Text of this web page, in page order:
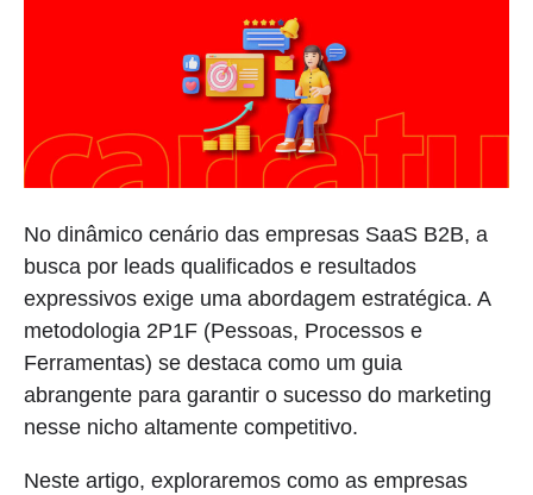
No dinâmico cenário das empresas SaaS B2B, a
busca por leads qualificados e resultados
expressivos exige uma abordagem estratégica. A
metodologia 2P1F (Pessoas, Processos e
Ferramentas) se destaca como um guia
abrangente para garantir o sucesso do marketing
nesse nicho altamente competitivo.
Neste artigo, exploraremos como as empresas